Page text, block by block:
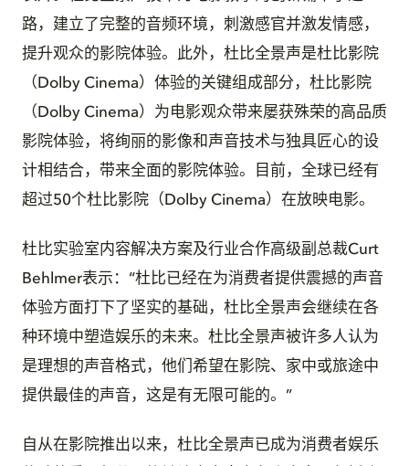
路，建立了完整的音频环境，刺激感官并激发情感，
提升观众的影院体验。此外，杜比全景声是杜比影院
（Dolby Cinema）体验的关键组成部分，杜比影院
（Dolby Cinema）为电影观众带来屡获殊荣的高品质
影院体验，将绚丽的影像和声音技术与独具匠心的设
计相结合，带来全面的影院体验。目前，全球已经有
超过50个杜比影院（Dolby Cinema）在放映电影。
杜比实验室内容解决方案及行业合作高级副总裁Curt
Behlmer表示：“杜比已经在为消费者提供震撼的声音
体验方面打下了坚实的基础，杜比全景声会继续在各
种环境中塑造娱乐的未来。杜比全景声被许多人认为
是理想的声音格式，他们希望在影院、家中或旅途中
提供最佳的声音，这是有无限可能的。”
自从在影院推出以来，杜比全景声已成为消费者娱乐